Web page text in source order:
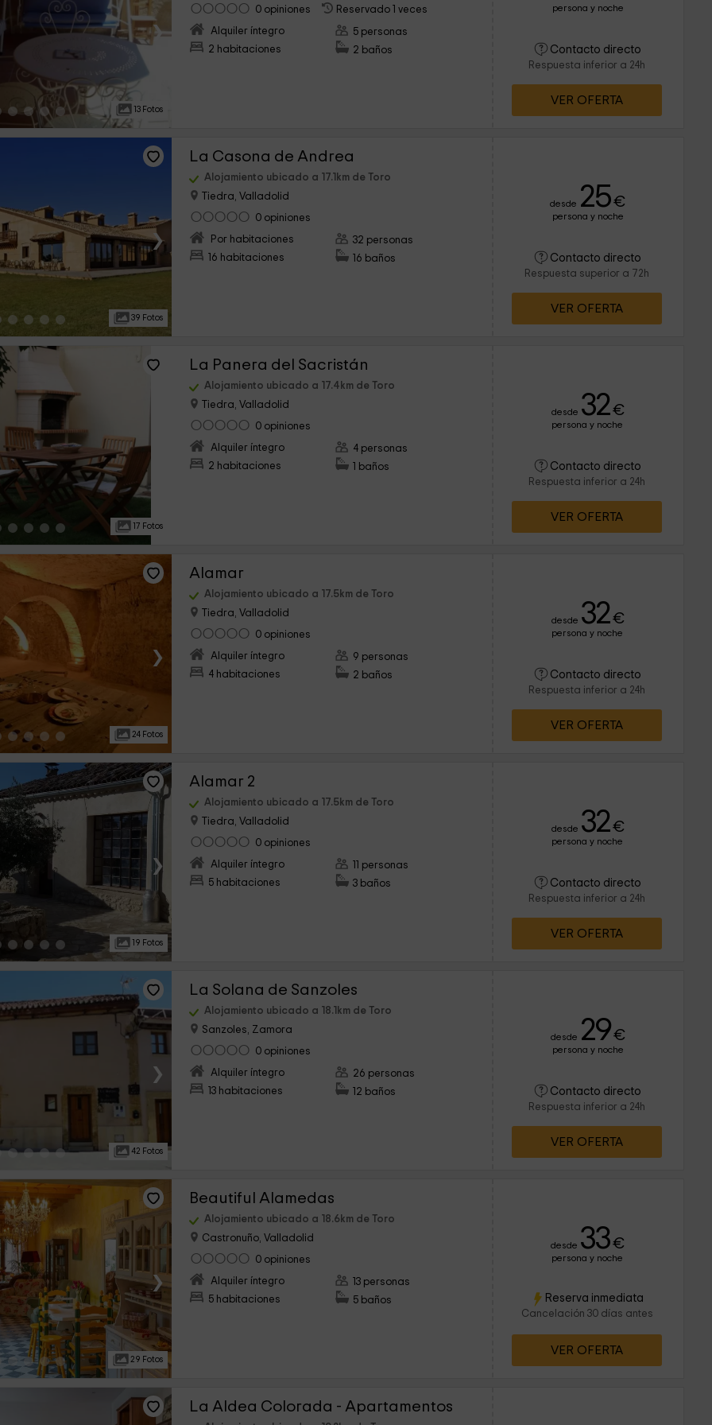
›
13 Fotos
0 opiniones
Reservado 1 veces
Alquiler íntegro
2 habitaciones
5 personas
2 baños
persona y noche
Contacto directo
Respuesta inferior a 24h
VER OFERTA
›
39 Fotos
La Casona de Andrea
Alojamiento ubicado a 17.1km de Toro
Tiedra, Valladolid
0 opiniones
Por habitaciones
16 habitaciones
32 personas
16 baños
desde 25€
persona y noche
Contacto directo
Respuesta superior a 72h
VER OFERTA
17 Fotos
La Panera del Sacristán
Alojamiento ubicado a 17.4km de Toro
Tiedra, Valladolid
0 opiniones
Alquiler íntegro
2 habitaciones
4 personas
1 baños
desde 32€
persona y noche
Contacto directo
Respuesta inferior a 24h
VER OFERTA
›
24 Fotos
Alamar
Alojamiento ubicado a 17.5km de Toro
Tiedra, Valladolid
0 opiniones
Alquiler íntegro
4 habitaciones
9 personas
2 baños
desde 32€
persona y noche
Contacto directo
Respuesta inferior a 24h
VER OFERTA
›
19 Fotos
Alamar 2
Alojamiento ubicado a 17.5km de Toro
Tiedra, Valladolid
0 opiniones
Alquiler íntegro
5 habitaciones
11 personas
3 baños
desde 32€
persona y noche
Contacto directo
Respuesta inferior a 24h
VER OFERTA
›
42 Fotos
La Solana de Sanzoles
Alojamiento ubicado a 18.1km de Toro
Sanzoles, Zamora
0 opiniones
Alquiler íntegro
13 habitaciones
26 personas
12 baños
desde 29€
persona y noche
Contacto directo
Respuesta inferior a 24h
VER OFERTA
›
29 Fotos
Beautiful Alamedas
Alojamiento ubicado a 18.6km de Toro
Castronuño, Valladolid
0 opiniones
Alquiler íntegro
5 habitaciones
13 personas
5 baños
desde 33€
persona y noche
Reserva inmediata
Cancelación 30 días antes
VER OFERTA
La Aldea Colorada - Apartamentos